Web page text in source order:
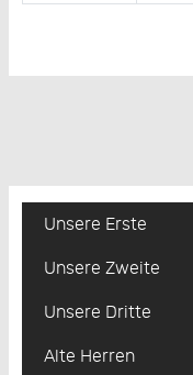
Unsere Erste
Unsere Zweite
Unsere Dritte
Alte Herren